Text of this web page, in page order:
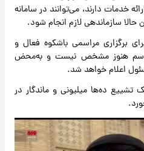
خدمات دارند، می‌توانند در سامانه
حالا سازماندهی لازم انجام شود.
برگزاری مراسمی باشکوه فعال و
هنوز مشخص نیست و به‌محض
اعلام خواهد شد.
تشییع ده‌ها میلیونی و ماندگار در